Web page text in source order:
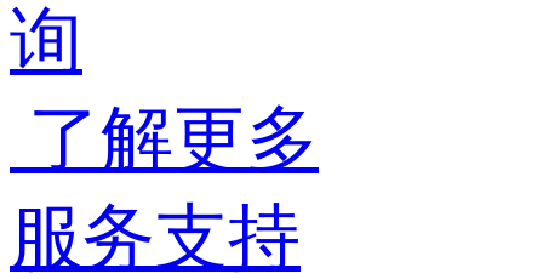
询
了解更多
服务支持